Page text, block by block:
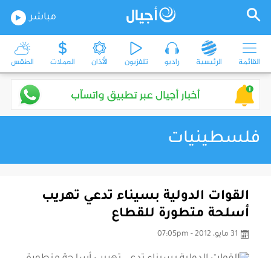
مباشر
القائمة الرئيسية راديو تلفزيون الأذان العملات الطقس
فلسطينيات
القوات الدولية بسيناء تدعي تهريب
أسلحة متطورة للقطاع
31 مايو، 2012 - 07:05pm